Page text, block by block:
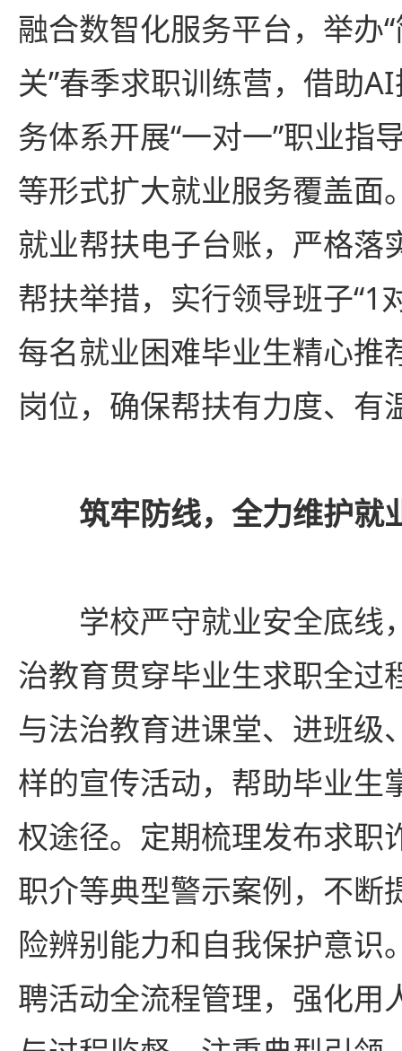
融合数智化服务平台，举办
关”春季求职训练营，借助
务体系开展“一对一”职业指
等形式扩大就业服务覆盖面
就业帮扶电子台账，严格落
帮扶举措，实行领导班子“1
每名就业困难毕业生精心推
岗位，确保帮扶有力度、有
筑牢防线，全力维护就
学校严守就业安全底线
治教育贯穿毕业生求职全过
与法治教育进课堂、进班级
样的宣传活动，帮助毕业生
权途径。定期梳理发布求职
职介等典型警示案例，不断
险辨别能力和自我保护意识
聘活动全流程管理，强化用